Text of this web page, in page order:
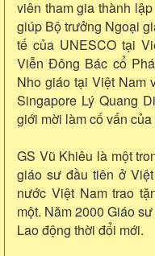
viên tham gia thành
giúp Bộ trưởng Ngoại
tế của UNESCO tại
Viễn Đông Bác cổ
Nho giáo tại Việt Nam
Singapore Lý Quang
giới mời làm cố vấn của
GS Vũ Khiêu là một
giáo sư đầu tiên ở
nước Việt Nam trao
một. Năm 2000 Giáo
Lao động thời đổi mới.